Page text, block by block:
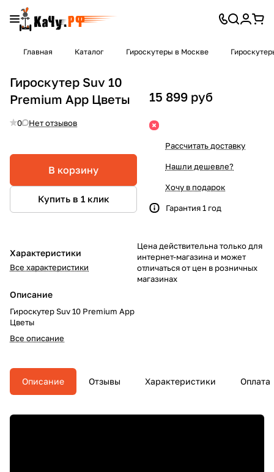
Главная Каталог Гироскутеры в Москве
Гироскутер Suv 10
Premium App Цветы
0 Нет отзывов
В корзину
Купить в 1 клик
Характеристики
Все характеристики
Описание
Гироскутер Suv 10 Premium App
Цветы
Все описание
15 899 руб
Рассчитать доставку
Нашли дешевле?
Хочу в подарок
Гарантия 1 год
Цена действительна только для
интернет-магазина и может
отличаться от цен в розничных
магазинах
Описание Отзывы Характеристики Оплата